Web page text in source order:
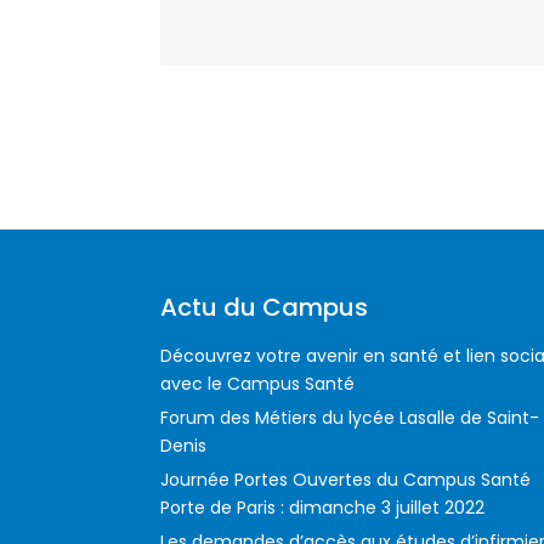
Actu du Campus
Découvrez votre avenir en santé et lien
avec le Campus Santé
Forum des Métiers du lycée Lasalle de Saint-
Denis
Journée Portes Ouvertes du Campus Santé
Porte de Paris : dimanche 3 juillet 2022